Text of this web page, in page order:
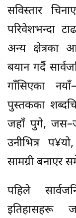
सविस्तार
परिवेशभन्दा
अन्य क्षेत्रका
बयान गर्दै
गाँसिएका
पुस्तकका
जहाँ पुगे,
उनीभित्र
सामग्री बनाएर
पहिले
इतिहासहरू